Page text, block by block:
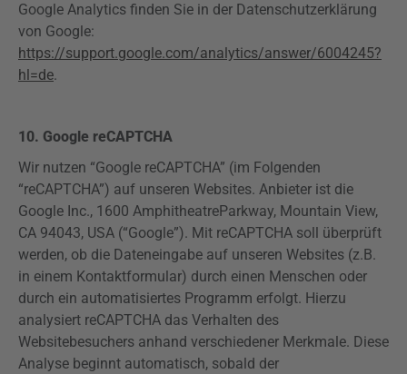
Google Analytics finden Sie in der Datenschutzerklärung
von Google:
https://support.google.com/analytics/answer/6004245?
hl=de.
10. Google reCAPTCHA
Wir nutzen “Google reCAPTCHA” (im Folgenden
“reCAPTCHA”) auf unseren Websites. Anbieter ist die
Google Inc., 1600 AmphitheatreParkway, Mountain View,
CA 94043, USA (“Google”). Mit reCAPTCHA soll überprüft
werden, ob die Dateneingabe auf unseren Websites (z.B.
in einem Kontaktformular) durch einen Menschen oder
durch ein automatisiertes Programm erfolgt. Hierzu
analysiert reCAPTCHA das Verhalten des
Websitebesuchers anhand verschiedener Merkmale. Diese
Analyse beginnt automatisch, sobald der